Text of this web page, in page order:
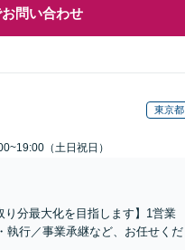
問い合わせ
東京都
（土日祝日）
り分最大化を目指します】1営業
執行／事業承継など、お任せくだ